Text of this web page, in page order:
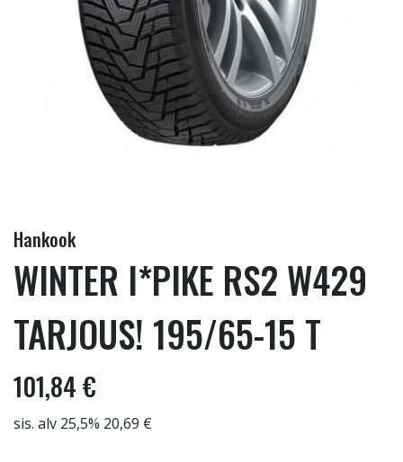
Hankook
WINTER I*PIKE RS2 W429
TARJOUS! 195/65-15 T
101,84 €
sis. alv 25,5% 20,69 €